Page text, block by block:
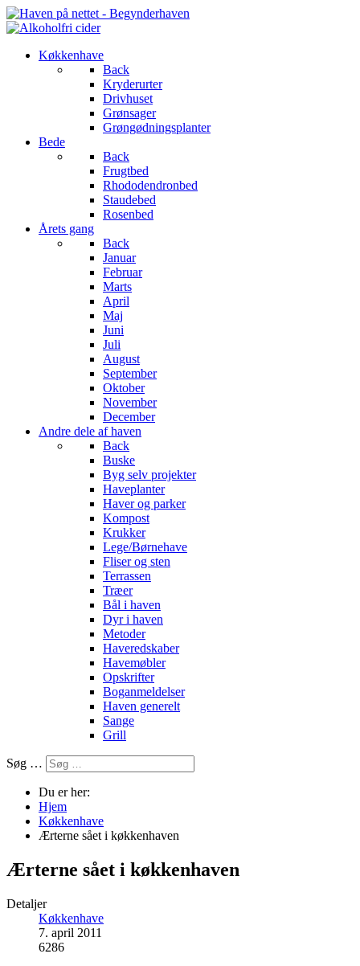
Køkkenhave
Back
Kryderurter
Drivhuset
Grønsager
Grøngødningsplanter
Bede
Back
Frugtbed
Rhododendronbed
Staudebed
Rosenbed
Årets gang
Back
Januar
Februar
Marts
April
Maj
Juni
Juli
August
September
Oktober
November
December
Andre dele af haven
Back
Buske
Byg selv projekter
Haveplanter
Haver og parker
Kompost
Krukker
Lege/Børnehave
Fliser og sten
Terrassen
Træer
Bål i haven
Dyr i haven
Metoder
Haveredskaber
Havemøbler
Opskrifter
Boganmeldelser
Haven generelt
Sange
Grill
Søg …
Du er her:
Hjem
Køkkenhave
Ærterne sået i køkkenhaven
Ærterne sået i køkkenhaven
Detaljer
Køkkenhave
7. april 2011
6286